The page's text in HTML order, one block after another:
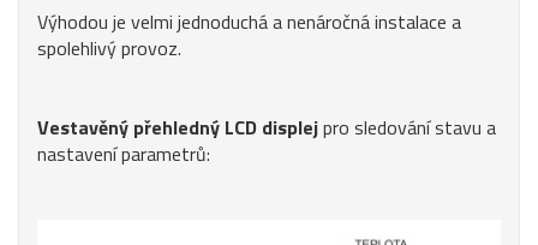
Výhodou je velmi jednoduchá a nenáročná instalace a
spolehlivý provoz.
Vestavěný přehledný LCD displejpro sledování stavu a
nastavení parametrů: